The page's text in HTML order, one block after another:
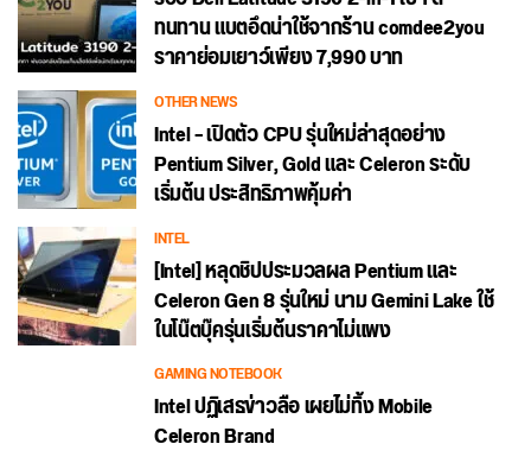
ทนทาน แบตอึดน่าใช้จากร้าน comdee2you
ราคาย่อมเยาว์เพียง 7,990 บาท
OTHER NEWS
Intel – เปิดตัว CPU รุ่นใหม่ล่าสุดอย่าง
Pentium Silver, Gold และ Celeron ระดับ
เริ่มต้น ประสิทธิภาพคุ้มค่า
INTEL
[Intel] หลุดชิปประมวลผล Pentium และ
Celeron Gen 8 รุ่นใหม่ นาม Gemini Lake ใช้
ในโน๊ตบุ๊ครุ่นเริ่มต้นราคาไม่แพง
GAMING NOTEBOOK
Intel ปฏิเสธข่าวลือ เผยไม่ทิ้ง Mobile
Celeron Brand